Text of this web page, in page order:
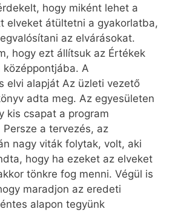
hogy miként lehet a
elveket átültetni a gyakorlatba,
az elvárásokat.
hogy ezt állítsuk az Értékek
középpontjába. A
elvi alapját Az üzleti vezető
adta meg. Az egyesületen
kis csapat a program
a tervezés, az
nagy viták folytak, volt, aki
hogy ha ezeket az elveket
tönkre fog menni. Végül is
maradjon az eredeti
alapon tegyünk